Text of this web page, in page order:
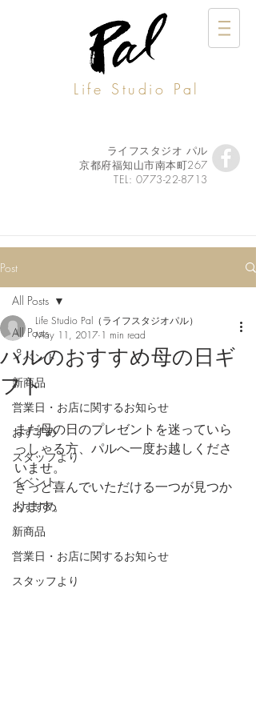
Life Studio Pal
ライフスタジオ パル
京都府福知山市南本町267
TEL: 0773-22-8713
Post
All Posts
イベント
新商品
営業日・お店に関するお知らせ
おすすめ
スタッフより
イベント
おすすめ
新商品
営業日・お店に関するお知らせ
スタッフより
All Posts
パルのおすすめ母の日ギ
フト
Life Studio Pal（ライフスタジオパル）
May 11, 2017 1 min read
まだ母の日のプレゼントを迷っていら
っしゃる方、パルへ一度お越しくださ
いませ。
きっと喜んでいただける一つが見つか
ります。